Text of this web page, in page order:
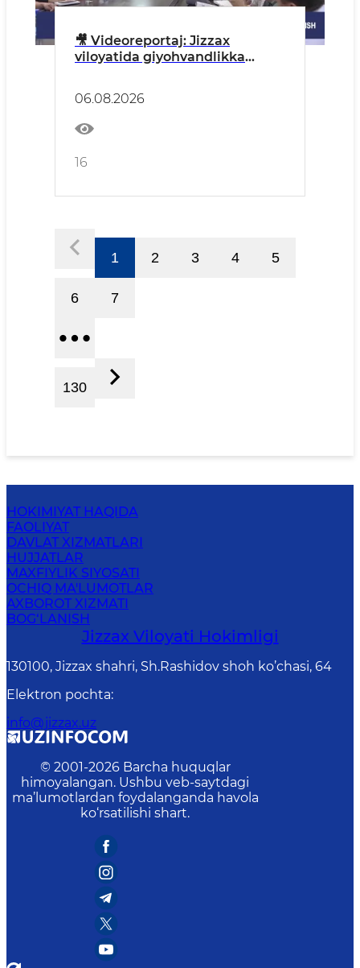
🎥 Videoreportaj: Jizzax
viloyatida giyohvandlikka
06.08.2026
16
1 2 3 4 5
6 7
130
HOKIMIYAT HAQIDA
FAOLIYAT
DAVLAT XIZMATLARI
HUJJATLAR
MAXFIYLIK SIYOSATI
OCHIQ MA'LUMOTLAR
AXBOROT XIZMATI
BOG‘LANISH
Jizzах Vilоyati Hоkimligi
130100, Jizzax shahri, Sh.Rashidov shoh ko’chasi, 64
Elektron pochta:
info@jizzax.uz
© 2001-2026 Barcha huquqlar
himoyalangan. Ushbu veb-saytdagi
ma’lumotlardan foydalanganda havola
ko‘rsatilishi shart.